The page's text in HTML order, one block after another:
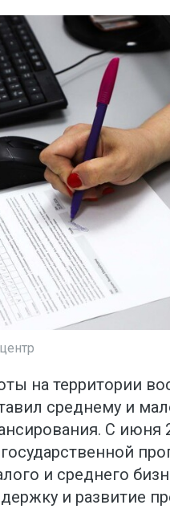
на территории
среднему и
С июня
и среднего
и развитие